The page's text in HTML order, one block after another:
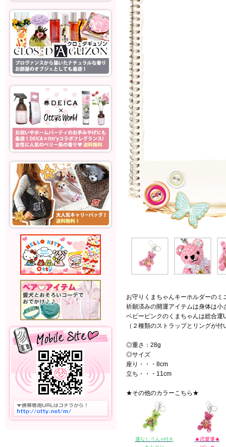
お守りくまちゃんキーホルダーのミ
祈願済みの開運アイテムは身体は
ベビーピンクのくまちゃんは総合
（２種類のストラップとリングが
◎重さ：28g
◎サイズ
座り・・・8cm
立ち・・・11cm
★その他のカラーこちら★
運なしうん○付き
★恋愛運★